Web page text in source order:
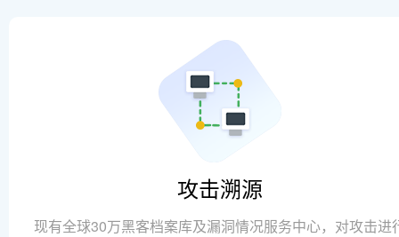
攻击溯源
现有全球30万黑客档案库及漏洞情况服务中心，对攻击进